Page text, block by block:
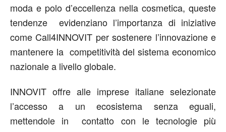
moda e polo d’eccellenza nella cosmetica, queste
tendenze evidenziano l’importanza di iniziative
come Call4INNOVIT per sostenere l’innovazione e
mantenere la competitività del sistema economico
nazionale a livello globale.
INNOVIT offre alle imprese italiane selezionate
l’accesso a un ecosistema senza eguali,
mettendole in contatto con le tecnologie più